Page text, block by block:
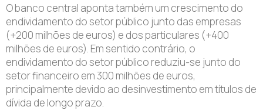
O banco central aponta também um crescimento do
endividamento do setor público junto das empresas
(+200 milhões de euros) e dos particulares (+400
milhões de euros). Em sentido contrário, o
endividamento do setor público reduziu-se junto do
setor financeiro em 300 milhões de euros,
principalmente devido ao desinvestimento em títulos de
dívida de longo prazo.